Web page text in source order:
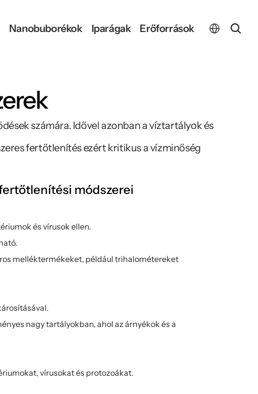
Nanobuborékok Iparágak Erőforrások
számára. Idővel azonban a víztartályok és
fertőtlenítés ezért kritikus a vízminőség
módszerei
és vírusok ellen.
melléktermékeket, például trihalométereket
nagy tartályokban, ahol az árnyékok és a
vírusokat és protozoákat.